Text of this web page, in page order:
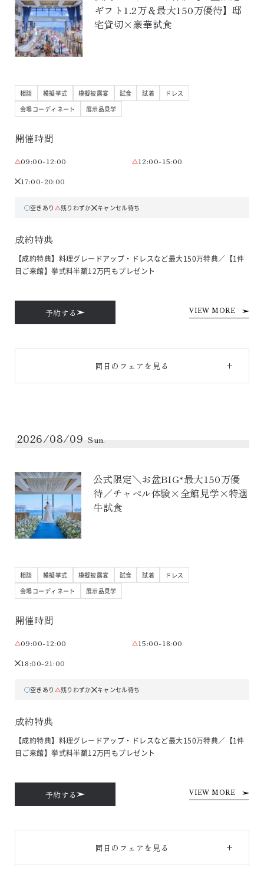
ギフト1.2万＆最大150万優待】邸
宅貸切×豪華試食
相談 模擬挙式 模擬披露宴 試食 試着
ドレス
会場コーディネート
展示品見学
開催時間
09:00-12:00
12:00-15:00
17:00-20:00
空きあり 残りわずか キャンセル待ち
成約特典
【成約特典】料理グレードアップ・ドレスなど最大150万特典／【1件
目ご来館】挙式料半額12万円もプレゼント
予約する VIEW MORE
同日のフェアを見る
2026/08/09 Sun.
公式限定＼お盆BIG*最大150万優
待／チャペル体験×全館見学×特選
牛試食
相談 模擬挙式 模擬披露宴 試食 試着
ドレス
会場コーディネート
展示品見学
開催時間
09:00-12:00
15:00-18:00
18:00-21:00
空きあり 残りわずか キャンセル待ち
成約特典
【成約特典】料理グレードアップ・ドレスなど最大150万特典／【1件
目ご来館】挙式料半額12万円もプレゼント
予約する VIEW MORE
同日のフェアを見る